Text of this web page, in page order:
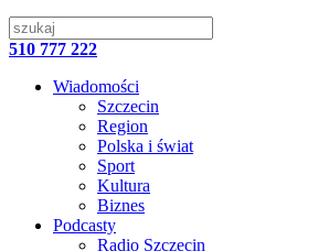
510 777 222
Wiadomości
Szczecin
Region
Polska i świat
Sport
Kultura
Biznes
Podcasty
Radio Szczecin